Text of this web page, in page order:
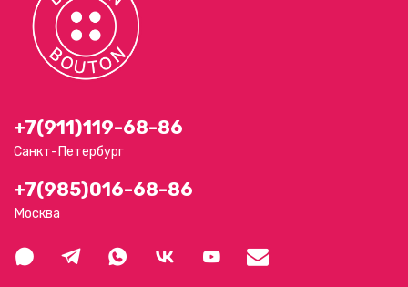
+7(911)119-68-86
Санкт-Петербург
+7(985)016-68-86
Москва